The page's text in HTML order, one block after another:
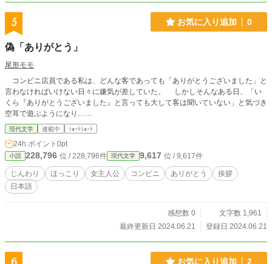
5 お気に入り追加 0
偽「ありがとう」
尾形モモ
コンビニ店員である私は、どんな客であっても「ありがとうございました」と
言わなければいけない日々に嫌気が差していた。 しかしそんなある日、「い
くら『ありがとうございました』と言っても大して客は聞いていない」と気づき
空耳で遊ぶようになり……
現代文学 連載中 ｼｮｰﾄｼｮｰﾄ
24h.ポイント 0pt
小説 228,796 位 / 228,796件 現代文学 9,617 位 / 9,617件
じんわり ほっこり 女主人公 コンビニ ありがとう
挨拶
日本語
感想数 0
文字数 1,961
最終更新日 2024.06.21
登録日 2024.06.21
お気に入り追加 2